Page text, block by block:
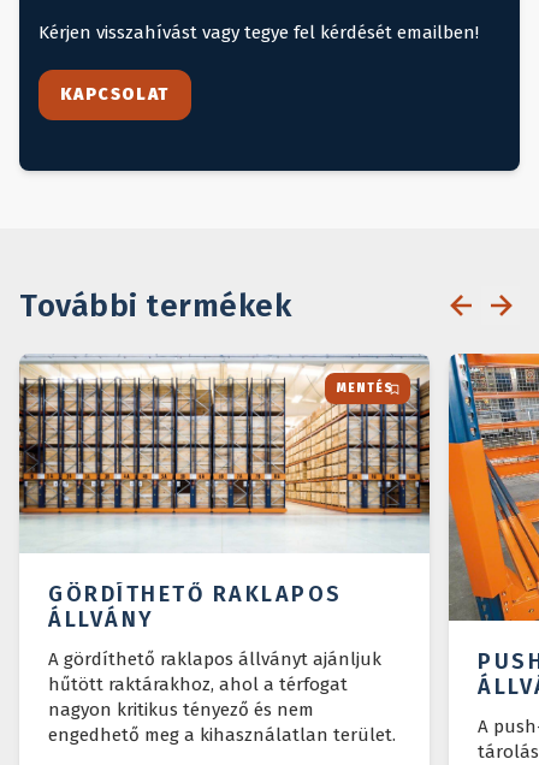
Kérjen visszahívást vagy tegye fel kérdését emailben!
KAPCSOLAT
További termékek
MENTÉS
GÖRDÍTHETŐ RAKLAPOS
ÁLLVÁNY
A gördíthető raklapos állványt ajánljuk
hűtött raktárakhoz, ahol a térfogat
nagyon kritikus tényező és nem
engedhető meg a kihasználatlan terület.
A